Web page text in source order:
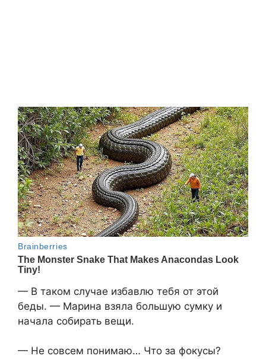
— В таком случае избавлю тебя от этой
беды. — Марина взяла большую сумку и
начала собирать вещи.
— Не совсем понимаю… Что за фокусы?